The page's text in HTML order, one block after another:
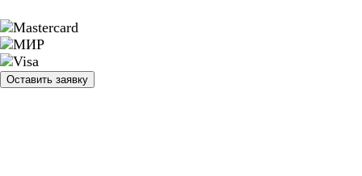
Оставить заявку